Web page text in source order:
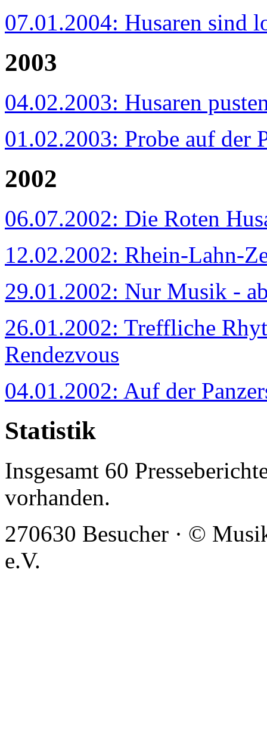
07.01.2004: Husaren sind
2003
04.02.2003: Husaren
01.02.2003: Probe auf der
2002
06.07.2002: Die Roten
12.02.2002: Rhein-Lahn-
29.01.2002: Nur Musik -
26.01.2002: Treffliche
Rendezvous
04.01.2002: Auf der
Statistik
Insgesamt 60
vorhanden.
270630 Besucher · ©
e.V.